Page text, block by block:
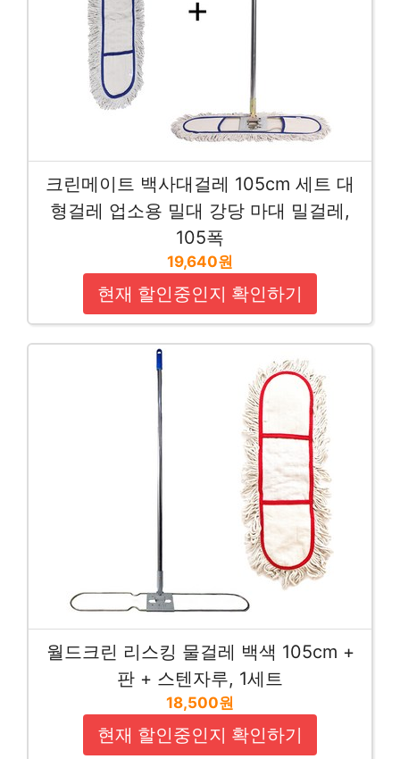
크린메이트 백사대걸레 105cm 세트 대
형걸레 업소용 밀대 강당 마대 밀걸레,
105폭
19,640원
현재 할인중인지 확인하기
월드크린 리스킹 물걸레 백색 105cm +
판 + 스텐자루, 1세트
18,500원
현재 할인중인지 확인하기